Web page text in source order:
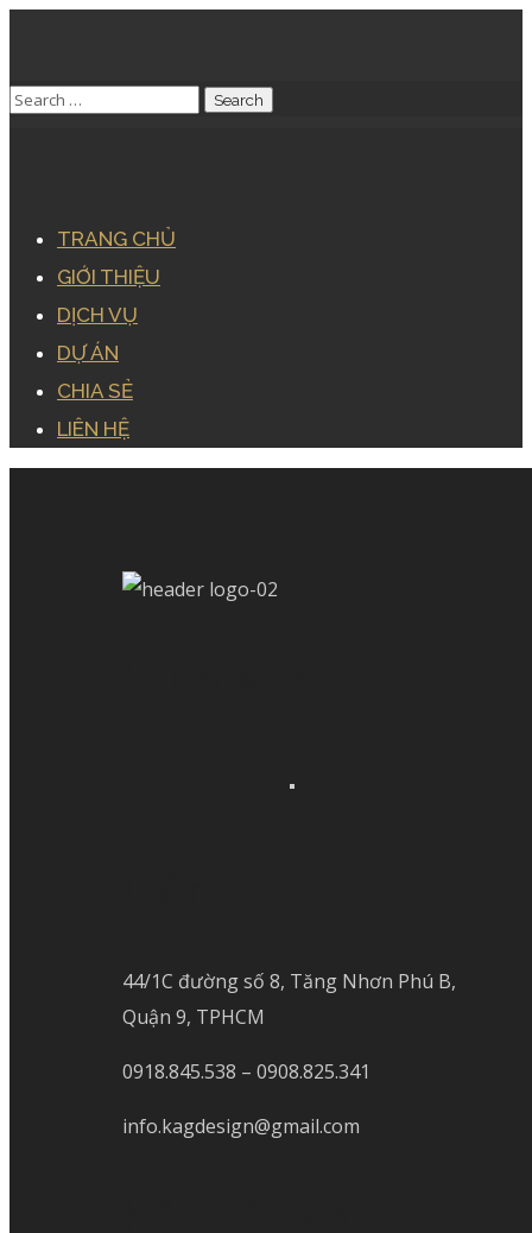
TRANG CHỦ
GIỚI THIỆU
DỊCH VỤ
DỰ ÁN
CHIA SẺ
LIÊN HỆ
44/1C đường số 8, Tăng Nhơn Phú B,
Quận 9, TPHCM
0918.845.538 – 0908.825.341
info.kagdesign@gmail.com